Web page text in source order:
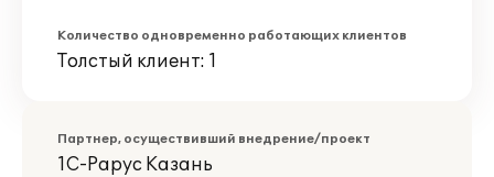
Количество одновременно работающих клиентов
Толстый клиент: 1
Партнер, осуществивший внедрение/проект
1С-Рарус Казань